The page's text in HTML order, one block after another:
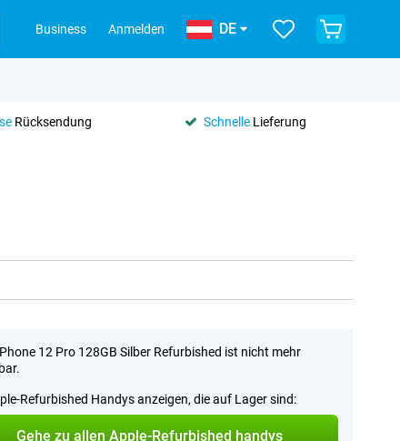
Business Anmelden DE
Rücksendung SchnelleLieferung
12 Pro 128GB Silber Refurbished ist nicht mehr
Refurbished Handys anzeigen, die auf Lager sind:
Gehe zu allen Apple-Refurbished handys